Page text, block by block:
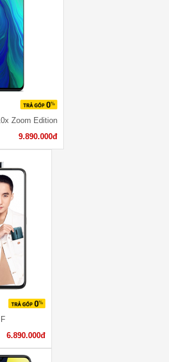
Zoom Edition
9.890.000đ
6.890.000đ